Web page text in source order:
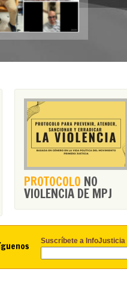
PROTOCOLO NO
VIOLENCIA DE MPJ
Suscríbete a InfoJusticia